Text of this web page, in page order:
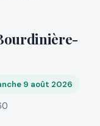
9 août 2026